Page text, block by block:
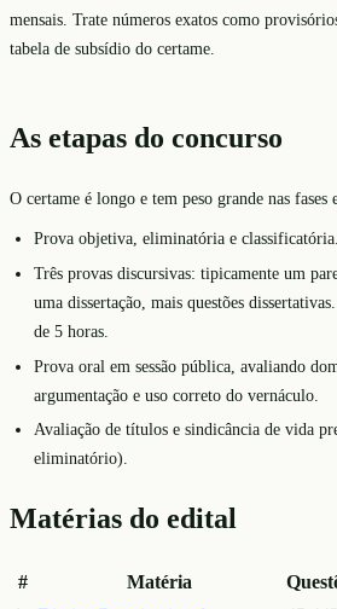
mensais. Trate números exatos como
tabela de subsídio do certame.
As etapas do concurso
O certame é longo e tem peso grande nas fases
Prova objetiva, eliminatória e classificatória.
Três provas discursivas: tipicamente um
uma dissertação, mais questões
de 5 horas.
Prova oral em sessão pública, avaliando
argumentação e uso correto do vernáculo.
Avaliação de títulos e sindicância de vida
eliminatório).
Matérias do edital
# Matéria